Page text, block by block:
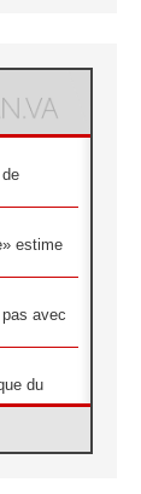
estime
avec
du